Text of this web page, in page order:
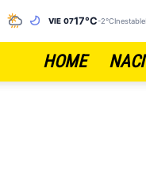
VIE 0717°C-2°C
HOME